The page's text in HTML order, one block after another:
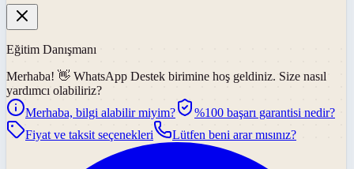
Eğitim Danışmanı
Merhaba! 👋 WhatsApp Destek birimine hoş geldiniz. Size nasıl
yardımcı olabiliriz?
Merhaba, bilgi alabilir miyim?
%100 başarı garantisi nedir?
Fiyat ve taksit seçenekleri
Lütfen beni arar mısınız?